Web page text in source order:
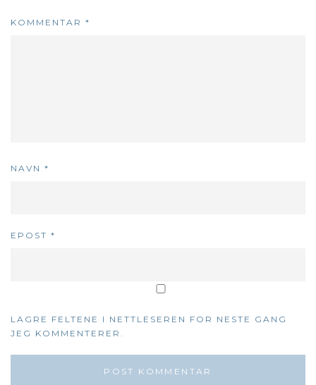
KOMMENTAR *
NAVN *
EPOST *
LAGRE FELTENE I NETTLESEREN FOR NESTE GANG
JEG KOMMENTERER.